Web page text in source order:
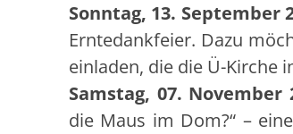
Sonntag, 13. September
Erntedankfeier. Dazu
einladen, die die Ü-Kirche
Samstag, 07. November
die Maus im Dom?“ –